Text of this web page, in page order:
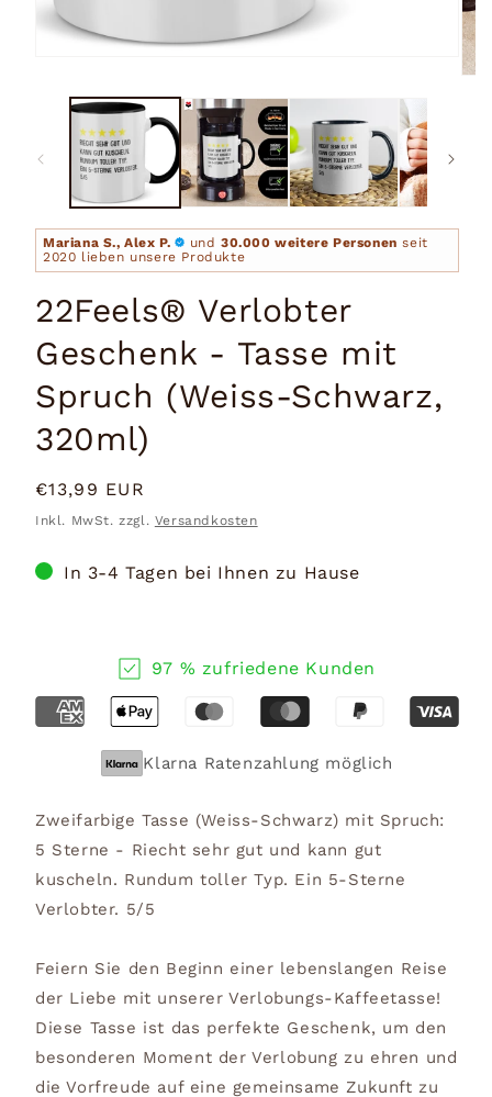
Modal
Mariana S., Alex P. und 30.000 weitere Personen seit
2020 lieben unsere Produkte
22Feels® Verlobter
Geschenk - Tasse mit
Spruch (Weiss-Schwarz,
320ml)
Normaler
Preis
€13,99 EUR
Inkl. MwSt. zzgl. Versandkosten
In 3-4 Tagen bei Ihnen zu Hause
97 % zufriedene Kunden
Klarna Ratenzahlung möglich
Zweifarbige Tasse (Weiss-Schwarz) mit Spruch:
5 Sterne - Riecht sehr gut und kann gut
kuscheln. Rundum toller Typ. Ein 5-Sterne
Verlobter. 5/5
Feiern Sie den Beginn einer lebenslangen Reise
der Liebe mit unserer Verlobungs-Kaffeetasse!
Diese Tasse ist das perfekte Geschenk, um den
besonderen Moment der Verlobung zu ehren und
die Vorfreude auf eine gemeinsame Zukunft zu